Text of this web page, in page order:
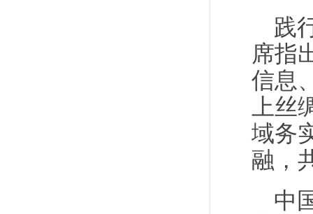
践
席指
信息
上
域务
融，
中